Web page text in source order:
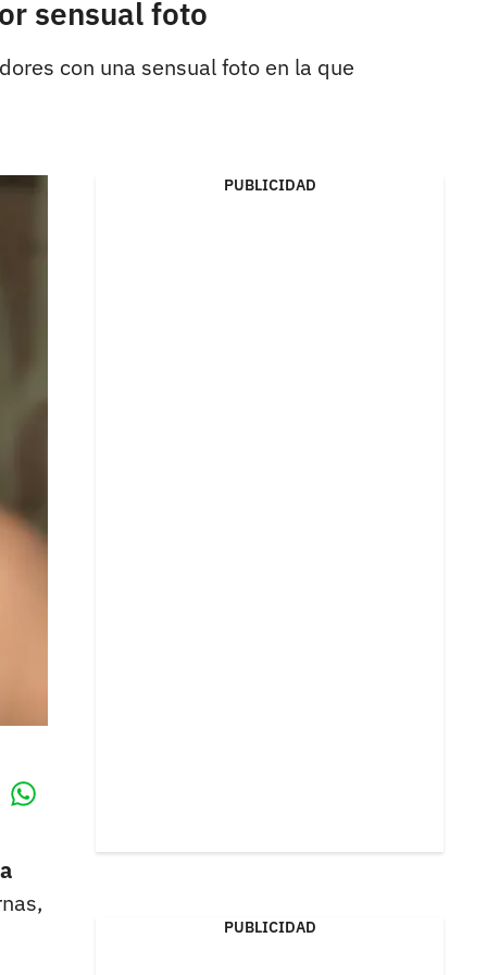
sensual foto
con una sensual foto en la que
PUBLICIDAD
PUBLICIDAD